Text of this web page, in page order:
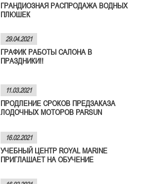
ГРАНДИОЗНАЯ РАСПРОДАЖА ВОДНЫХ
ПЛЮШЕК
29.04.2021
ГРАФИК РАБОТЫ САЛОНА В
ПРАЗДНИКИ!!
11.03.2021
ПРОДЛЕНИЕ СРОКОВ ПРЕДЗАКАЗА
ЛОДОЧНЫХ МОТОРОВ PARSUN
16.02.2021
УЧЕБНЫЙ ЦЕНТР ROYAL MARINE
ПРИГЛАШАЕТ НА ОБУЧЕНИЕ